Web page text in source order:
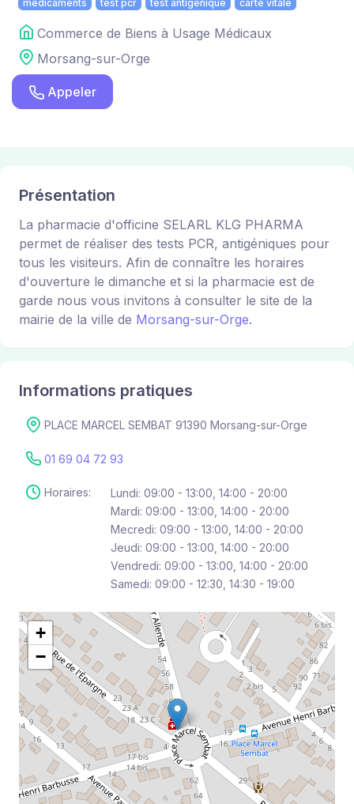
médicaments test pcr test antigénique carte vitale
Commerce de Biens à Usage Médicaux
Morsang-sur-Orge
Appeler
Présentation
La pharmacie d'officine SELARL KLG PHARMA
permet de réaliser des tests PCR, antigéniques pour
tous les visiteurs. Afin de connaître les horaires
d'ouverture le dimanche et si la pharmacie est de
garde nous vous invitons à consulter le site de la
mairie de la ville de Morsang-sur-Orge.
Informations pratiques
PLACE MARCEL SEMBAT 91390 Morsang-sur-Orge
01 69 04 72 93
Horaires:
Lundi: 09:00 - 13:00, 14:00 - 20:00
Mardi: 09:00 - 13:00, 14:00 - 20:00
Mecredi: 09:00 - 13:00, 14:00 - 20:00
Jeudi: 09:00 - 13:00, 14:00 - 20:00
Vendredi: 09:00 - 13:00, 14:00 - 20:00
Samedi: 09:00 - 12:30, 14:30 - 19:00
+
−